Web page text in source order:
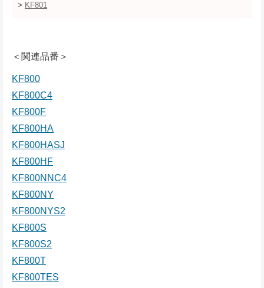
> KF801
＜関連品番＞
KF800
KF800C4
KF800F
KF800HA
KF800HASJ
KF800HF
KF800NNC4
KF800NY
KF800NYS2
KF800S
KF800S2
KF800T
KF800TES